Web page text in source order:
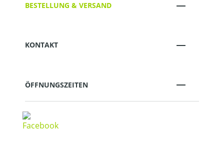
BESTELLUNG & VERSAND
KONTAKT
ÖFFNUNGSZEITEN